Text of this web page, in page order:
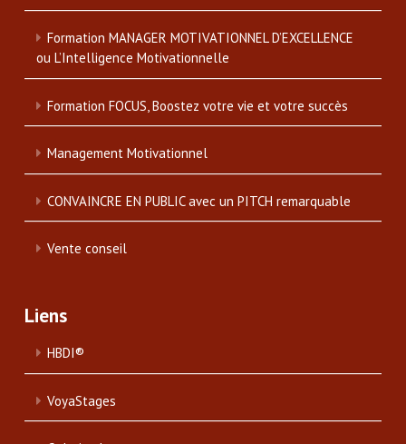
Formation MANAGER MOTIVATIONNEL D’EXCELLENCE
ou L’Intelligence Motivationnelle
Formation FOCUS, Boostez votre vie et votre succès
Management Motivationnel
CONVAINCRE EN PUBLIC avec un PITCH remarquable
Vente conseil
Liens
HBDI®
VoyaStages